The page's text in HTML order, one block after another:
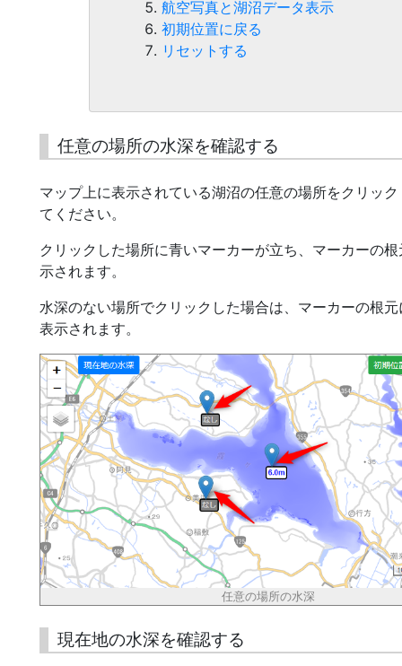
航空写真と湖沼データ表示
初期位置に戻る
リセットする
任意の場所の水深を確認する
マップ上に表示されている湖沼の任意の場所をクリッ
てください。
クリックした場所に青いマーカーが立ち、マーカーの
示されます。
水深のない場所でクリックした場合は、マーカーの根
表示されます。
任意の場所の水深
現在地の水深を確認する